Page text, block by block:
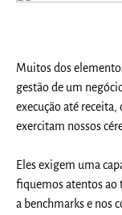
Muitos dos
gestão de um
execução até
exercitam nossos
Eles exigem uma
fiquemos atentos ao
a benchmarks e nos